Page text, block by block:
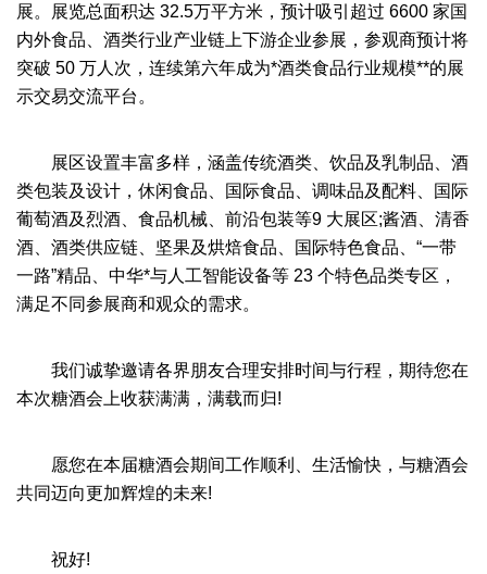
展。展览总面积达 32.5万平方米，预计吸引超过 6600 家国
内外食品、酒类行业产业链上下游企业参展，参观商预计将
突破 50 万人次，连续第六年成为*酒类食品行业规模**的展
示交易交流平台。
展区设置丰富多样，涵盖传统酒类、饮品及乳制品、酒
类包装及设计，休闲食品、国际食品、调味品及配料、国际
葡萄酒及烈酒、食品机械、前沿包装等9 大展区;酱酒、清香
酒、酒类供应链、坚果及烘焙食品、国际特色食品、“一带
一路”精品、中华*与人工智能设备等 23 个特色品类专区，
满足不同参展商和观众的需求。
我们诚挚邀请各界朋友合理安排时间与行程，期待您在
本次糖酒会上收获满满，满载而归!
愿您在本届糖酒会期间工作顺利、生活愉快，与糖酒会
共同迈向更加辉煌的未来!
祝好!